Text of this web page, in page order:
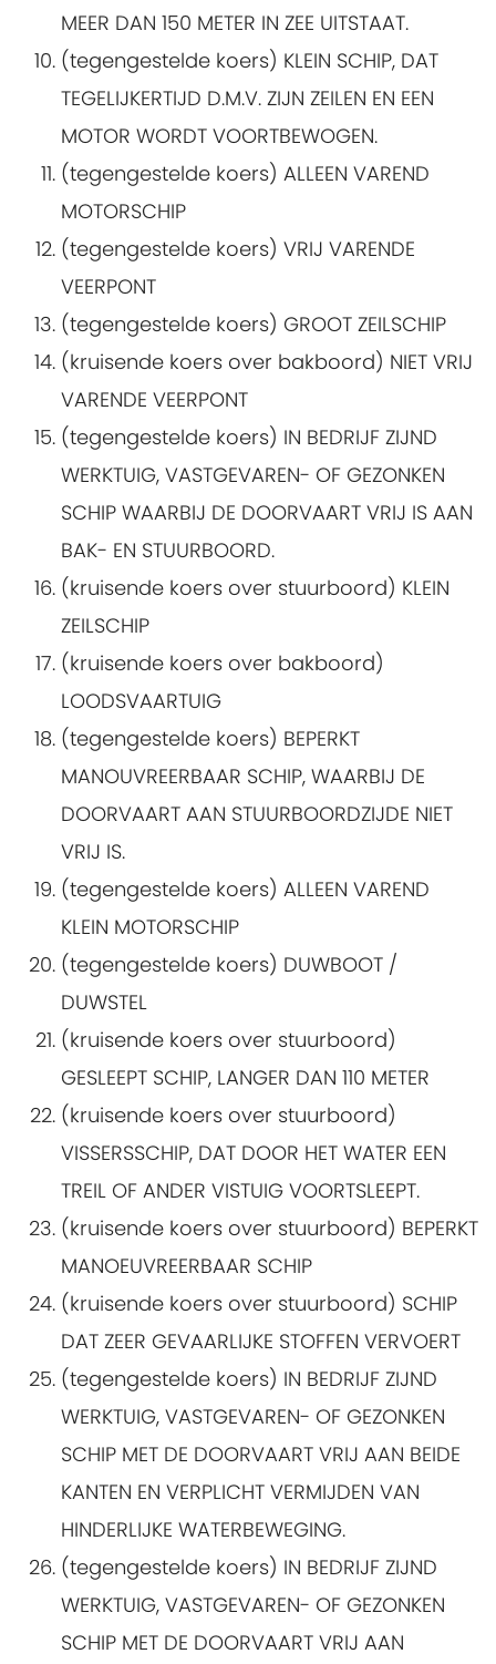
MEER DAN 150 METER IN ZEE UITSTAAT.
(tegengestelde koers) KLEIN SCHIP, DAT
TEGELIJKERTIJD D.M.V. ZIJN ZEILEN EN EEN
MOTOR WORDT VOORTBEWOGEN.
(tegengestelde koers) ALLEEN VAREND
MOTORSCHIP
(tegengestelde koers) VRIJ VARENDE
VEERPONT
(tegengestelde koers) GROOT ZEILSCHIP
(kruisende koers over bakboord) NIET VRIJ
VARENDE VEERPONT
(tegengestelde koers) IN BEDRIJF ZIJND
WERKTUIG, VASTGEVAREN- OF GEZONKEN
SCHIP WAARBIJ DE DOORVAART VRIJ IS AAN
BAK- EN STUURBOORD.
(kruisende koers over stuurboord) KLEIN
ZEILSCHIP
(kruisende koers over bakboord)
LOODSVAARTUIG
(tegengestelde koers) BEPERKT
MANOUVREERBAAR SCHIP, WAARBIJ DE
DOORVAART AAN STUURBOORDZIJDE NIET
VRIJ IS.
(tegengestelde koers) ALLEEN VAREND
KLEIN MOTORSCHIP
(tegengestelde koers) DUWBOOT /
DUWSTEL
(kruisende koers over stuurboord)
GESLEEPT SCHIP, LANGER DAN 110 METER
(kruisende koers over stuurboord)
VISSERSSCHIP, DAT DOOR HET WATER EEN
TREIL OF ANDER VISTUIG VOORTSLEEPT.
(kruisende koers over stuurboord) BEPERKT
MANOEUVREERBAAR SCHIP
(kruisende koers over stuurboord) SCHIP
DAT ZEER GEVAARLIJKE STOFFEN VERVOERT
(tegengestelde koers) IN BEDRIJF ZIJND
WERKTUIG, VASTGEVAREN- OF GEZONKEN
SCHIP MET DE DOORVAART VRIJ AAN BEIDE
KANTEN EN VERPLICHT VERMIJDEN VAN
HINDERLIJKE WATERBEWEGING.
(tegengestelde koers) IN BEDRIJF ZIJND
WERKTUIG, VASTGEVAREN- OF GEZONKEN
SCHIP MET DE DOORVAART VRIJ AAN